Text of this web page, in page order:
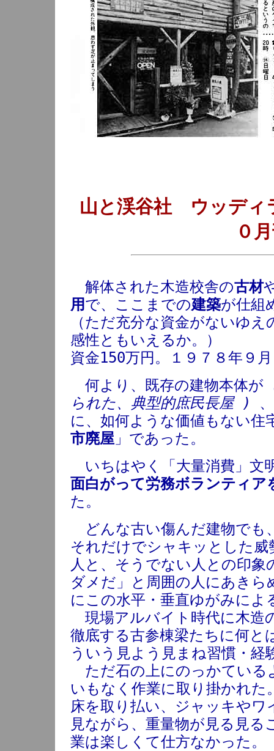
山と渓谷社 ウッディ
０
解体された木造校舎の古材
用で、ここまでの建築が仕組
（ただ充分な資金がないゆ
感性ともいえるか。）
資金150万円。１９７８年９
何より、既存の建物本体が
られた、典型的庶民長屋 )
に、如何ような価値もない
市廃屋 」であった。
いちはやく「大量消費」文
面白がって労務ボランティア
た。
どんな古い傷んだ建物でも
それだけでシャキッとした
人と、そうでない人との印
ダメだ」と周囲の人にあき
にこの水平・垂直ゆがみに
現場アルバイト時代に木造
徹底する古参棟梁たちに何と
ういう見よう見まね習慣・経
ただ石の上にのっかている
いもなく作業に取り掛かれた
床を取り払い、ジャッキや
見ながら、重量物が見る見
業は楽しくて仕方なかった。